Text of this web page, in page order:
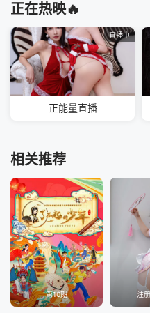
正在热映🔥
直播中
正能量直播
相关推荐
第10期 注